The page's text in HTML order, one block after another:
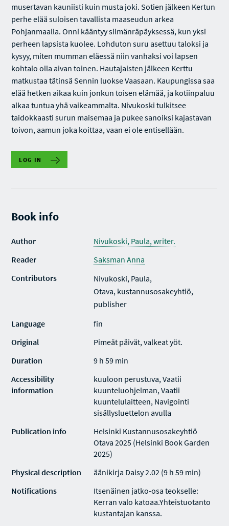
musertavan kauniisti kuin musta joki. Sotien jälkeen Kertun
perhe elää suloisen tavallista maaseudun arkea
Pohjanmaalla. Onni kääntyy silmänräpäyksessä, kun yksi
perheen lapsista kuolee. Lohduton suru asettuu taloksi ja
kysyy, miten mumman eläessä niin vanhaksi voi lapsen
kohtalo olla aivan toinen. Hautajaisten jälkeen Kerttu
matkustaa tätinsä Sennin luokse Vaasaan. Kaupungissa saa
elää hetken aikaa kuin jonkun toisen elämää, ja kotiinpaluu
alkaa tuntua yhä vaikeammalta. Nivukoski tulkitsee
taidokkaasti surun maisemaa ja pukee sanoiksi kajastavan
toivon, aamun joka koittaa, vaan ei ole entisellään.
LOG IN
Book info
Author
Nivukoski, Paula, writer.
Reader
Saksman Anna
Contributors
Nivukoski, Paula,
Otava, kustannusosakeyhtiö,
publisher
Language
fin
Original
Pimeät päivät, valkeat yöt.
Duration
9 h 59 min
Accessibility
information
kuuloon perustuva, Vaatii
kuunteluohjelman, Vaatii
kuuntelulaitteen, Navigointi
sisällysluettelon avulla
Publication info
Helsinki Kustannusosakeyhtiö
Otava 2025 (Helsinki Book Garden
2025)
Physical description
äänikirja Daisy 2.02 (9 h 59 min)
Notifications
Itsenäinen jatko-osa teokselle:
Kerran valo katoaa.Yhteistuotanto
kustantajan kanssa.